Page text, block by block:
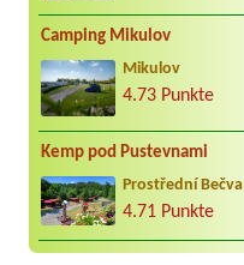
Camping Mikulov
Mikulov
4.73 Punkte
Kemp pod Pustevnami
Prostřední Bečva
4.71 Punkte